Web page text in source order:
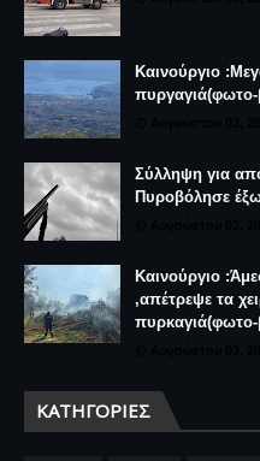
Καινούργιο
πυργαγιά(φωτο-
Σύλληψη για
Πυροβόλησε
Καινούργιο
,απέτρεψε τα
πυρκαγιά(φωτο-
ΚΑΤΗΓΟΡΊΕΣ